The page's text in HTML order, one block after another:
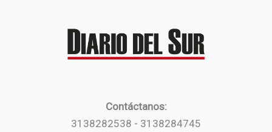
Contáctanos:
3138282538 - 3138284745